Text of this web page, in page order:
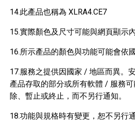
14.此產品也稱為 XLRA4.CE7
15.實際顏色及尺寸可能與網頁顯示
16.所示產品的顏色與功能可能會依
17.服務之提供因國家 / 地區而異。
產品存取的部分或所有軟體 / 服務
除、暫止或終止，而不另行通知。
18.功能與規格時有變更，恕不另行通